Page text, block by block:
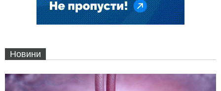
Новини